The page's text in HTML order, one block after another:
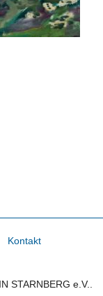
Kontakt
STARNBERG e.V..